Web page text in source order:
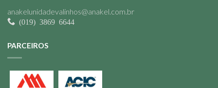
anakelunidadevalinhos@anakel.com.br
(019) 3869 6644
PARCEIROS